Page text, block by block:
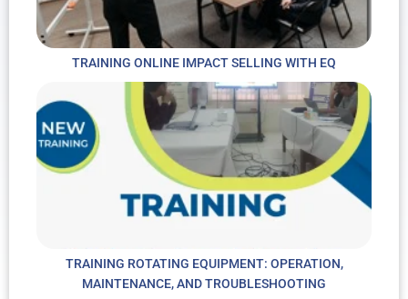
TRAINING ONLINE IMPACT SELLING WITH EQ
TRAINING ROTATING EQUIPMENT: OPERATION,
MAINTENANCE, AND TROUBLESHOOTING